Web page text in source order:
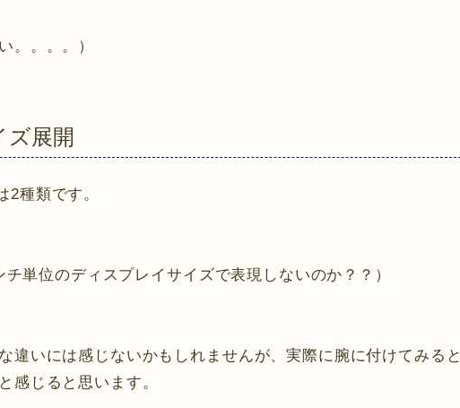
。。。。）
ズ展開
種類です。
単位のディスプレイサイズで表現しないのか？？）
違いには感じないかもしれませんが、実際に腕に付けてみると
感じると思います。